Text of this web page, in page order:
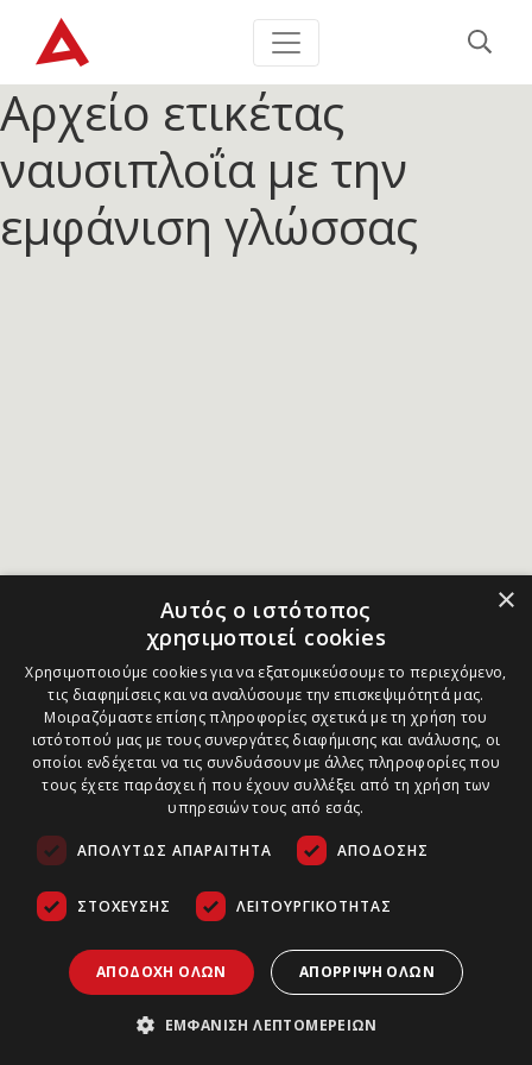
Αρχείο ετικέτας
ναυσιπλοΐα με την
εμφάνιση γλώσσας
×
Αυτός ο ιστότοπος
χρησιμοποιεί cookies
Χρησιμοποιούμε cookies για να εξατομικεύσουμε το περιεχόμενο,
τις διαφημίσεις και να αναλύσουμε την επισκεψιμότητά μας.
Μοιραζόμαστε επίσης πληροφορίες σχετικά με τη χρήση του
ιστότοπού μας με τους συνεργάτες διαφήμισης και ανάλυσης, οι
οποίοι ενδέχεται να τις συνδυάσουν με άλλες πληροφορίες που
τους έχετε παράσχει ή που έχουν συλλέξει από τη χρήση των
υπηρεσιών τους από εσάς.
ΑΠΟΛΎΤΩΣ ΑΠΑΡΑΊΤΗΤΑ ΑΠΌΔΟΣΗΣ
ΣΤΌΧΕΥΣΗΣ ΛΕΙΤΟΥΡΓΙΚΌΤΗΤΑΣ
ΑΠΟΔΟΧΉ ΌΛΩΝ ΑΠΌΡΡΙΨΗ ΌΛΩΝ
ΕΜΦΆΝΙΣΗ ΛΕΠΤΟΜΕΡΕΙΏΝ